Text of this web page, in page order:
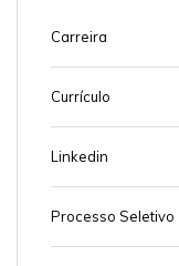
Carreira
Currículo
Linkedin
Processo Seletivo